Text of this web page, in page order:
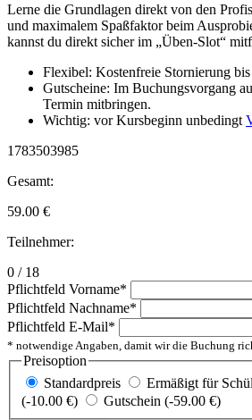
Lerne die Grundlagen direkt von den
und maximalem Spaßfaktor beim
kannst du direkt sicher im „Üben-Slot“
Flexibel: Kostenfreie Stornierung
Gutscheine: Im Buchungsvorgang
Termin mitbringen.
Wichtig: vor Kursbeginn unbedingt
1783503985
Gesamt:
59.00 €
Teilnehmer:
0 / 18
Pflichtfeld Vorname*
Pflichtfeld Nachname*
Pflichtfeld E-Mail*
* notwendige Angaben, damit wir die Buchung
Preisoption
Standardpreis
Ermäßigt für
(-10.00 €)
Gutschein (-59.00 €)